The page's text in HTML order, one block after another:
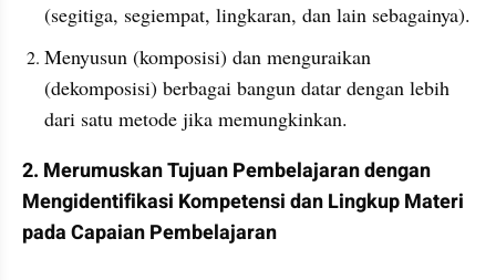
(segitiga, segiempat, lingkaran, dan lain sebagainya).
Menyusun (komposisi) dan menguraikan
(dekomposisi) berbagai bangun datar dengan lebih
dari satu metode jika memungkinkan.
2. Merumuskan Tujuan Pembelajaran dengan
Mengidentifikasi Kompetensi dan Lingkup Materi
pada Capaian Pembelajaran